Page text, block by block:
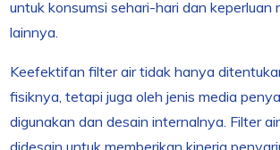
untuk konsumsi sehari-hari dan keperluan
lainnya.
Keefektifan filter air tidak hanya
fisiknya, tetapi juga oleh jenis media
digunakan dan desain internalnya. Filter
didesain untuk memberikan kinerja